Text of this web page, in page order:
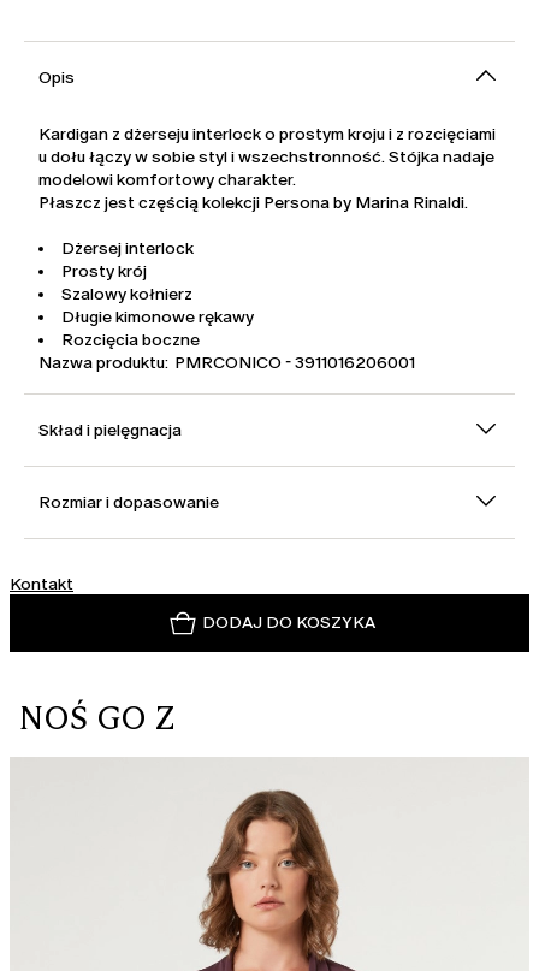
Opis
Kardigan z dżerseju interlock o prostym kroju i z rozcięciami
u dołu łączy w sobie styl i wszechstronność. Stójka nadaje
modelowi komfortowy charakter.
Płaszcz jest częścią kolekcji Persona by Marina Rinaldi.
Dżersej interlock
Prosty krój
Szalowy kołnierz
Długie kimonowe rękawy
Rozcięcia boczne
Nazwa produktu: PMRCONICO - 3911016206001
Skład i pielęgnacja
Rozmiar i dopasowanie
Kontakt
DODAJ DO KOSZYKA
NOŚ GO Z